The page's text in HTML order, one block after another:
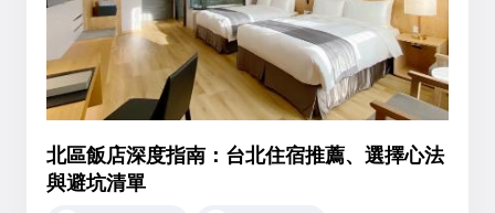
北區飯店深度指南：台北住宿推薦、選擇心法
與避坑清單